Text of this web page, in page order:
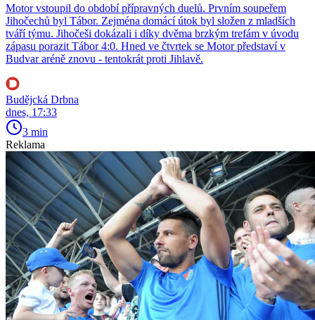
Motor vstoupil do období přípravných duelů. Prvním soupeřem
Jihočechů byl Tábor. Zejména domácí útok byl složen z mladších
tváří týmu. Jihočeši dokázali i díky dvěma brzkým trefám v úvodu
zápasu porazit Tábor 4:0. Hned ve čtvrtek se Motor představí v
Budvar aréně znovu - tentokrát proti Jihlavě.
Budějcká Drbna
dnes, 17:33
3 min
Reklama